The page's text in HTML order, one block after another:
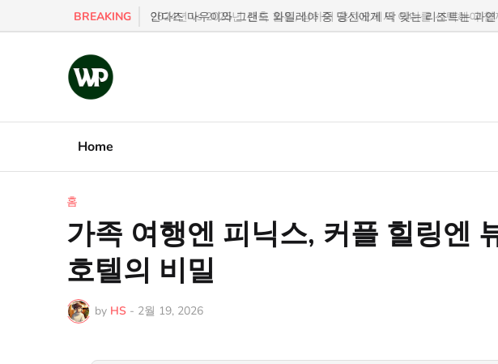
BREAKING 2024년 vs 2025년 신축 힐튼, 상하이 홍차오에서 어디를 선택해야 할
Home
홈
가족 여행엔 피닉스, 커플 힐링엔
호텔의 비밀
by HS - 2월 19, 2026